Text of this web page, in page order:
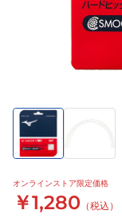
オンラインストア限定価格
￥1,280 （税込）